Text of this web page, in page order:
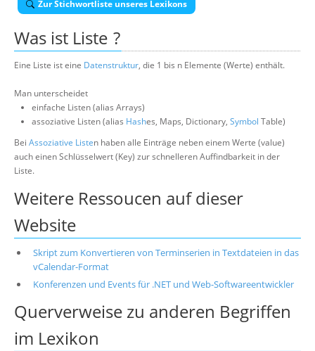
Über uns
Suche
Zur Stichwortliste unseres Lexikons
Was ist Liste ?
Eine Liste ist eine Datenstruktur, die 1 bis n Elemente (Werte) enthält.
Man unterscheidet
einfache Listen (alias Arrays)
assoziative Listen (alias Hashes, Maps, Dictionary, Symbol Table)
Bei Assoziative Listen haben alle Einträge neben einem Werte (value)
auch einen Schlüsselwert (Key) zur schnelleren Auffindbarkeit in der
Liste.
Weitere Ressoucen auf dieser
Website
Skript zum Konvertieren von Terminserien in Textdateien in das
vCalendar-Format
Konferenzen und Events für .NET und Web-Softwareentwickler
Querverweise zu anderen Begriffen
im Lexikon